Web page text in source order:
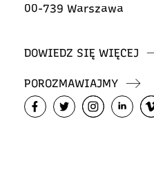
00-739 Warszawa
DOWIEDZ SIĘ WIĘCEJ
POROZMAWIAJMY